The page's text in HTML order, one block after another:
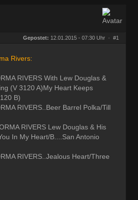
Gepostet: 12.01.2015 - 07:30 Uhr · #1
Rivers:
RIVERS With Lew Douglas &
(V 3120 A)My Heart Keeps
B)
RIVERS..Beer Barrel Polka/Till
RIVERS Lew Douglas & His
In My Heart/B....San Antonio
RIVERS..Jealous Heart/Three